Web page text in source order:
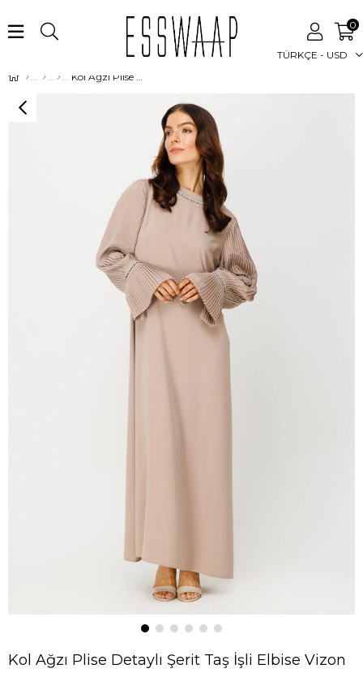
TÜRKÇE - USD
0
Kol Ağzı Plise Detaylı Şerit Taş İşli Elbise Vizon
Kol Ağzı Plise Detaylı Şerit Taş İşli Elbise Vizon